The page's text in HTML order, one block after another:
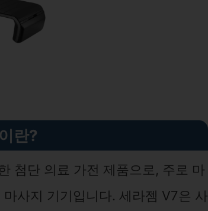
란?
첨단 의료 가전 제품으로, 주로 마
사지 기기입니다. 세라젬 V7은 사